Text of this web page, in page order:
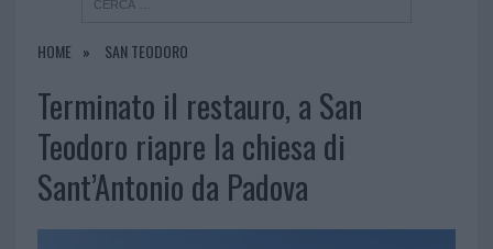
HOME SAN TEODORO
Terminato il restauro, a San
Teodoro riapre la chiesa di
Sant’Antonio da Padova